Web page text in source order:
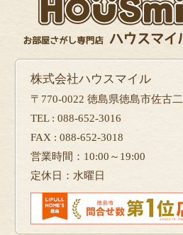
株式会社ハウスマイル
〒770-0022 徳島県徳島市佐古
TEL : 088-652-3016
FAX : 088-652-3018
営業時間：10:00～19:00
定休日：水曜日